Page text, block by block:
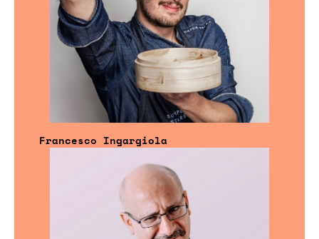
Francesco Ingargiola